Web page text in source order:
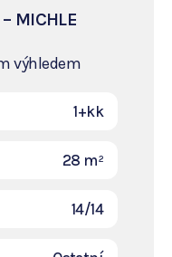
MICHLE
výhledem
1+kk
28 m²
14/14